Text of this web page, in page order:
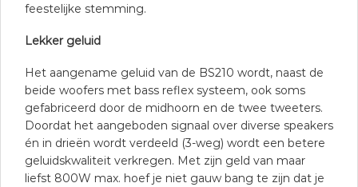
feestelijke stemming.
Lekker geluid
Het aangename geluid van de BS210 wordt, naast de
beide woofers met bass reflex systeem, ook soms
gefabriceerd door de midhoorn en de twee tweeters.
Doordat het aangeboden signaal over diverse speakers
én in drieën wordt verdeeld (3-weg) wordt een betere
geluidskwaliteit verkregen. Met zijn geld van maar
liefst 800W max. hoef je niet gauw bang te zijn dat je